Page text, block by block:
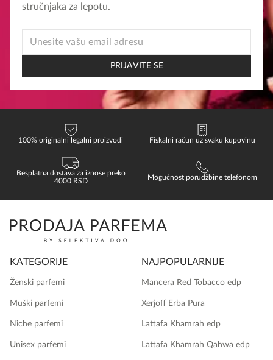
stručnjaka za lepotu.
EMAIL
PRIJAVITE SE
100% originalni legalni proizvodi Fiskalni račun uz svaku kupovinu
Besplatna dostava za iznose preko
4000 RSD
Mogućnost porudžbine telefonom
KATEGORIJE
Ženski parfemi
Muški parfemi
Niche parfemi
Unisex parfemi
NAJPOPULARNIJE
Mancera Red Tobacco edp
Xerjoff Erba Pura
Lattafa Khamrah edp
Lattafa Khamrah Qahwa edp